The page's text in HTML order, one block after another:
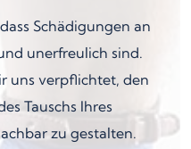
Schädigungen an
unerfreulich sind.
uns verpflichtet, den
Tauschs Ihres
zu gestalten.